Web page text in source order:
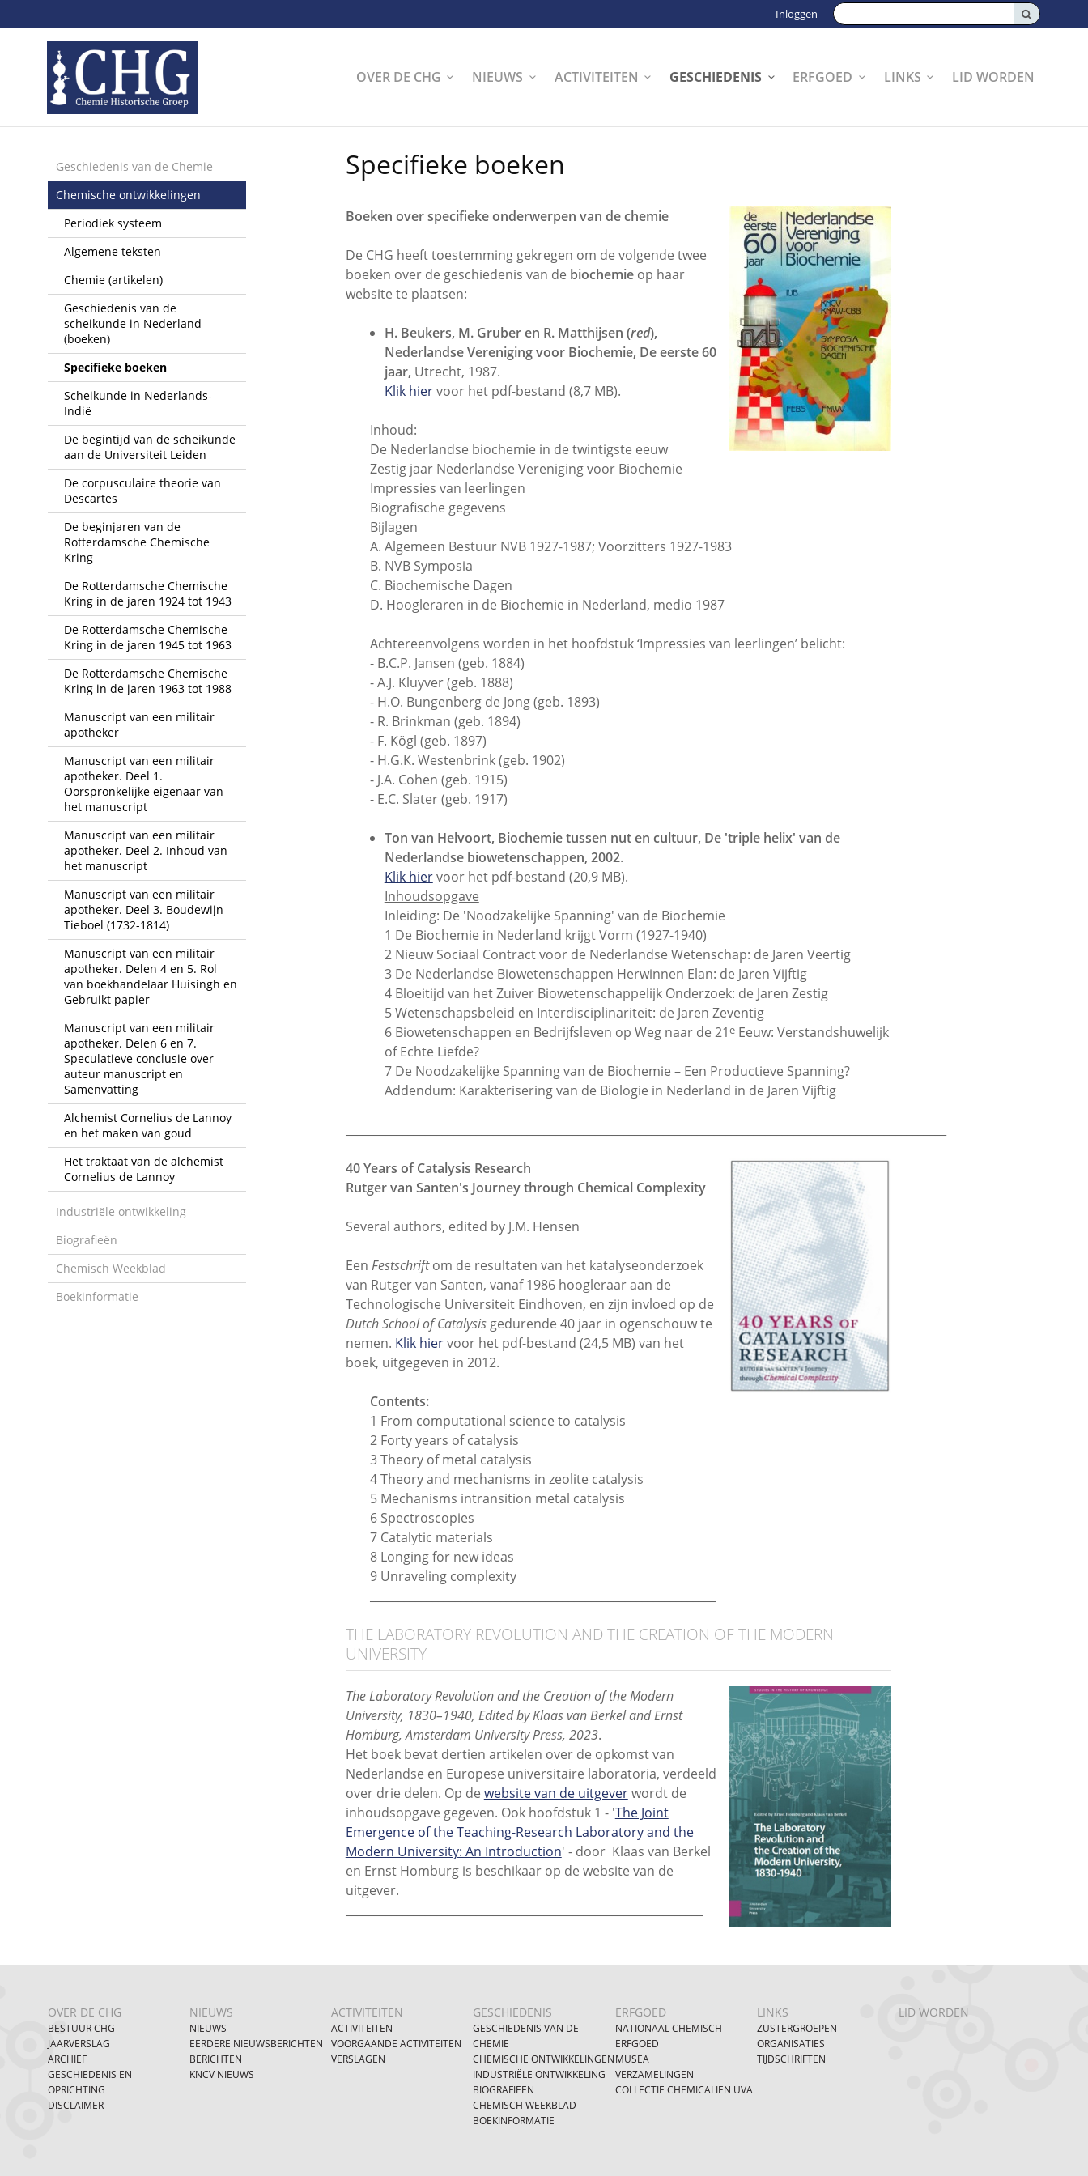
links
Spring
naar
de
inhoud
naar
het
menu
Zoeken:
Inloggen
OVER DE CHG NIEUWS ACTIVITEITEN GESCHIEDENIS ERFGOED LINKS LID WORDEN
Specifieke boeken
Boeken over specifieke onderwerpen van de chemie
De CHG heeft toestemming gekregen om de volgende twee
boeken over de geschiedenis van de biochemieop haar
website te plaatsen:
H. Beukers, M. Gruber en R. Matthijsen (red),
Nederlandse Vereniging voor Biochemie, De eerste 60
jaar, Utrecht, 1987.
Klik hiervoor het pdf-bestand (8,7 MB).
Inhoud:
De Nederlandse biochemie in de twintigste eeuw
Zestig jaar Nederlandse Vereniging voor Biochemie
Impressies van leerlingen
Biografische gegevens
Bijlagen
A. Algemeen Bestuur NVB 1927-1987; Voorzitters 1927-1983
B. NVB Symposia
C. Biochemische Dagen
D. Hoogleraren in de Biochemie in Nederland, medio 1987
Achtereenvolgens worden in het hoofdstuk ‘Impressies van leerlingen’ belicht:
- B.C.P. Jansen (geb. 1884)
- A.J. Kluyver (geb. 1888)
- H.O. Bungenberg de Jong (geb. 1893)
- R. Brinkman (geb. 1894)
- F. Kögl (geb. 1897)
- H.G.K. Westenbrink (geb. 1902)
- J.A. Cohen (geb. 1915)
- E.C. Slater (geb. 1917)
Ton van Helvoort, Biochemie tussen nut en cultuur, De 'triple helix' van de
Nederlandse biowetenschappen, 2002.
Klik hiervoor het pdf-bestand (20,9 MB).
Inhoudsopgave
Inleiding: De 'Noodzakelijke Spanning' van de Biochemie
1 De Biochemie in Nederland krijgt Vorm (1927-1940)
2 Nieuw Sociaal Contract voor de Nederlandse Wetenschap: de Jaren Veertig
3 De Nederlandse Biowetenschappen Herwinnen Elan: de Jaren Vijftig
4 Bloeitijd van het Zuiver Biowetenschappelijk Onderzoek: de Jaren Zestig
5 Wetenschapsbeleid en Interdisciplinariteit: de Jaren Zeventig
6 Biowetenschappen en Bedrijfsleven op Weg naar de 21eEeuw: Verstandshuwelijk
of Echte Liefde?
7 De Noodzakelijke Spanning van de Biochemie – Een Productieve Spanning?
Addendum: Karakterisering van de Biologie in Nederland in de Jaren Vijftig
40 Years of Catalysis Research
Rutger van Santen's Journey through Chemical Complexity
Several authors, edited by J.M. Hensen
Een Festschriftom de resultaten van het katalyseonderzoek
van Rutger van Santen, vanaf 1986 hoogleraar aan de
Technologische Universiteit Eindhoven, en zijn invloed op de
Dutch School of Catalysisgedurende 40 jaar in ogenschouw te
nemen. Klik hiervoor het pdf-bestand (24,5 MB) van het
boek, uitgegeven in 2012.
Contents:
1 From computational science to catalysis
2 Forty years of catalysis
3 Theory of metal catalysis
4 Theory and mechanisms in zeolite catalysis
5 Mechanisms intransition metal catalysis
6 Spectroscopies
7 Catalytic materials
8 Longing for new ideas
9 Unraveling complexity
THE LABORATORY REVOLUTION AND THE CREATION OF THE MODERN
UNIVERSITY
The Laboratory Revolution and the Creation of the Modern
University, 1830–1940, Edited by Klaas van Berkel and Ernst
Homburg, Amsterdam University Press, 2023.
Het boek bevat dertien artikelen over de opkomst van
Nederlandse en Europese universitaire laboratoria, verdeeld
over drie delen. Op de website van de uitgeverwordt de
inhoudsopgave gegeven. Ook hoofdstuk 1 - 'The Joint
Emergence of the Teaching-Research Laboratory and the
Modern University: An Introduction' - door Klaas van Berkel
en Ernst Homburg is beschikaar op de website van de
uitgever.
Geschiedenis van de Chemie
Chemische ontwikkelingen
Periodiek systeem
Algemene teksten
Chemie (artikelen)
Geschiedenis van de
scheikunde in Nederland
(boeken)
Specifieke boeken
Scheikunde in Nederlands-
Indië
De begintijd van de scheikunde
aan de Universiteit Leiden
De corpusculaire theorie van
Descartes
De beginjaren van de
Rotterdamsche Chemische
Kring
De Rotterdamsche Chemische
Kring in de jaren 1924 tot 1943
De Rotterdamsche Chemische
Kring in de jaren 1945 tot 1963
De Rotterdamsche Chemische
Kring in de jaren 1963 tot 1988
Manuscript van een militair
apotheker
Manuscript van een militair
apotheker. Deel 1.
Oorspronkelijke eigenaar van
het manuscript
Manuscript van een militair
apotheker. Deel 2. Inhoud van
het manuscript
Manuscript van een militair
apotheker. Deel 3. Boudewijn
Tieboel (1732-1814)
Manuscript van een militair
apotheker. Delen 4 en 5. Rol
van boekhandelaar Huisingh en
Gebruikt papier
Manuscript van een militair
apotheker. Delen 6 en 7.
Speculatieve conclusie over
auteur manuscript en
Samenvatting
Alchemist Cornelius de Lannoy
en het maken van goud
Het traktaat van de alchemist
Cornelius de Lannoy
Industriële ontwikkeling
Biografieën
Chemisch Weekblad
Boekinformatie
OVER DE CHG
BESTUUR CHG
JAARVERSLAG
ARCHIEF
GESCHIEDENIS EN
OPRICHTING
DISCLAIMER
NIEUWS
NIEUWS
EERDERE NIEUWSBERICHTEN
BERICHTEN
KNCV NIEUWS
ACTIVITEITEN
ACTIVITEITEN
VOORGAANDE ACTIVITEITEN
VERSLAGEN
GESCHIEDENIS
GESCHIEDENIS VAN DE
CHEMIE
CHEMISCHE ONTWIKKELINGEN
INDUSTRIËLE ONTWIKKELING
BIOGRAFIEËN
CHEMISCH WEEKBLAD
BOEKINFORMATIE
ERFGOED
NATIONAAL CHEMISCH
ERFGOED
MUSEA
VERZAMELINGEN
COLLECTIE CHEMICALIËN UVA
LINKS
ZUSTERGROEPEN
ORGANISATIES
TIJDSCHRIFTEN
LID WORDEN